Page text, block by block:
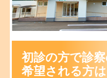
健康診断表
初診の方で診
希望される方